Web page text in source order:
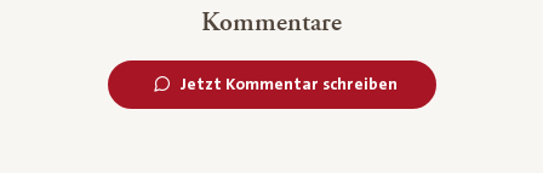
Kommentare
Jetzt Kommentar schreiben